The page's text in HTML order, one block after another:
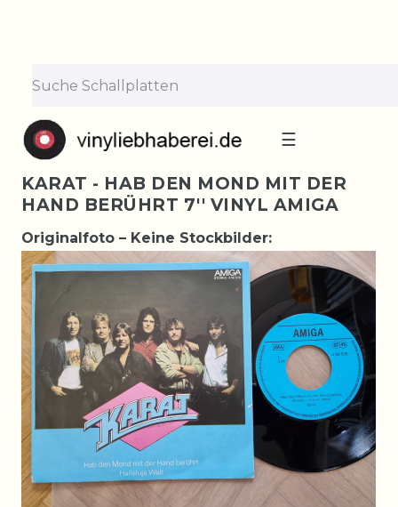
☰
KARAT - HAB DEN MOND MIT DER
HAND BERÜHRT 7'' VINYL AMIGA
Originalfoto – Keine Stockbilder: